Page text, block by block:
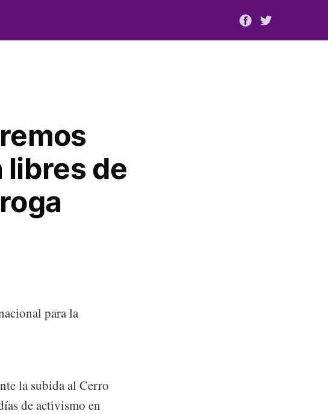
libres de
para la
la subida al Cerro
de activismo en